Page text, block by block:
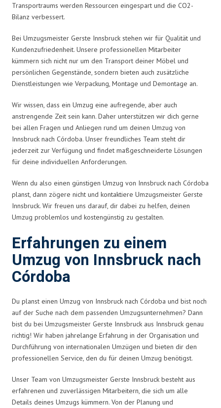
Transportraums werden Ressourcen eingespart und die CO2-
Bilanz verbessert.
Bei Umzugsmeister Gerste Innsbruck stehen wir für Qualität und
Kundenzufriedenheit. Unsere professionellen Mitarbeiter
kümmern sich nicht nur um den Transport deiner Möbel und
persönlichen Gegenstände, sondern bieten auch zusätzliche
Dienstleistungen wie Verpackung, Montage und Demontage an.
Wir wissen, dass ein Umzug eine aufregende, aber auch
anstrengende Zeit sein kann. Daher unterstützen wir dich gerne
bei allen Fragen und Anliegen rund um deinen Umzug von
Innsbruck nach Córdoba. Unser freundliches Team steht dir
jederzeit zur Verfügung und findet maßgeschneiderte Lösungen
für deine individuellen Anforderungen.
Wenn du also einen günstigen Umzug von Innsbruck nach Córdoba
planst, dann zögere nicht und kontaktiere Umzugsmeister Gerste
Innsbruck. Wir freuen uns darauf, dir dabei zu helfen, deinen
Umzug problemlos und kostengünstig zu gestalten.
Erfahrungen zu einem
Umzug von Innsbruck nach
Córdoba
Du planst einen Umzug von Innsbruck nach Córdoba und bist noch
auf der Suche nach dem passenden Umzugsunternehmen? Dann
bist du bei Umzugsmeister Gerste Innsbruck aus Innsbruck genau
richtig! Wir haben jahrelange Erfahrung in der Organisation und
Durchführung von internationalen Umzügen und bieten dir den
professionellen Service, den du für deinen Umzug benötigst.
Unser Team von Umzugsmeister Gerste Innsbruck besteht aus
erfahrenen und zuverlässigen Mitarbeitern, die sich um alle
Details deines Umzugs kümmern. Von der Planung und